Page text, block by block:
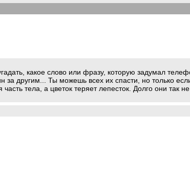
какое слово или фразу, которую задумал
за другим... Ты можешь всех их спасти, но только
тела, а цветок теряет лепесток. Долго они так